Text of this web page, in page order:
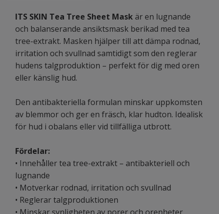
ITS SKIN Tea Tree Sheet Maskär en lugnande
och balanserande ansiktsmask berikad med tea
tree-extrakt. Masken hjälper till att dämpa rodnad,
irritation och svullnad samtidigt som den reglerar
hudens talgproduktion – perfekt för dig med oren
eller känslig hud.
Den antibakteriella formulan minskar uppkomsten
av blemmor och ger en fräsch, klar hudton. Idealisk
för hud i obalans eller vid tillfälliga utbrott.
Fördelar:
• Innehåller tea tree-extrakt – antibakteriell och
lugnande
• Motverkar rodnad, irritation och svullnad
• Reglerar talgproduktionen